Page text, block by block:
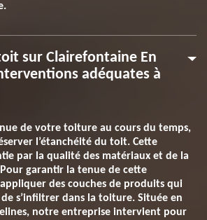
sur Clairefontaine En
adéquates à
de votre toiture au cours du temps,
l’étanchéité du toit. Cette
par la qualité des matériaux et de la
garantir la tenue de cette
des couches de produits qui
s’infiltrer dans la toiture. Située en
notre entreprise intervient pour